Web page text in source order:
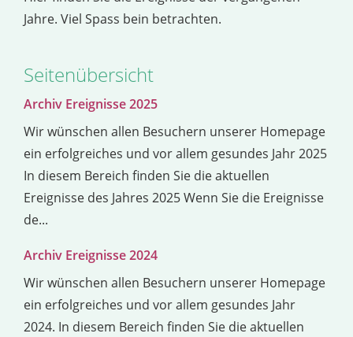
Jahre. Viel Spass bein betrachten.
Seitenübersicht
Archiv Ereignisse 2025
Wir wünschen allen Besuchern unserer Homepage
ein erfolgreiches und vor allem gesundes Jahr 2025
In diesem Bereich finden Sie die aktuellen
Ereignisse des Jahres 2025 Wenn Sie die Ereignisse
de...
Archiv Ereignisse 2024
Wir wünschen allen Besuchern unserer Homepage
ein erfolgreiches und vor allem gesundes Jahr
2024. In diesem Bereich finden Sie die aktuellen